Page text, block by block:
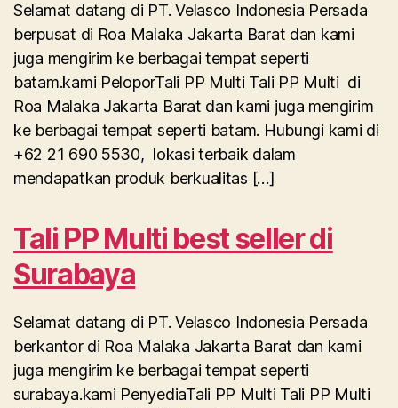
Selamat datang di PT. Velasco Indonesia Persada
berpusat di Roa Malaka Jakarta Barat dan kami
juga mengirim ke berbagai tempat seperti
batam.kami PeloporTali PP Multi Tali PP Multi di
Roa Malaka Jakarta Barat dan kami juga mengirim
ke berbagai tempat seperti batam. Hubungi kami di
+62 21 690 5530, lokasi terbaik dalam
mendapatkan produk berkualitas […]
Tali PP Multi best seller di
Surabaya
Selamat datang di PT. Velasco Indonesia Persada
berkantor di Roa Malaka Jakarta Barat dan kami
juga mengirim ke berbagai tempat seperti
surabaya.kami PenyediaTali PP Multi Tali PP Multi